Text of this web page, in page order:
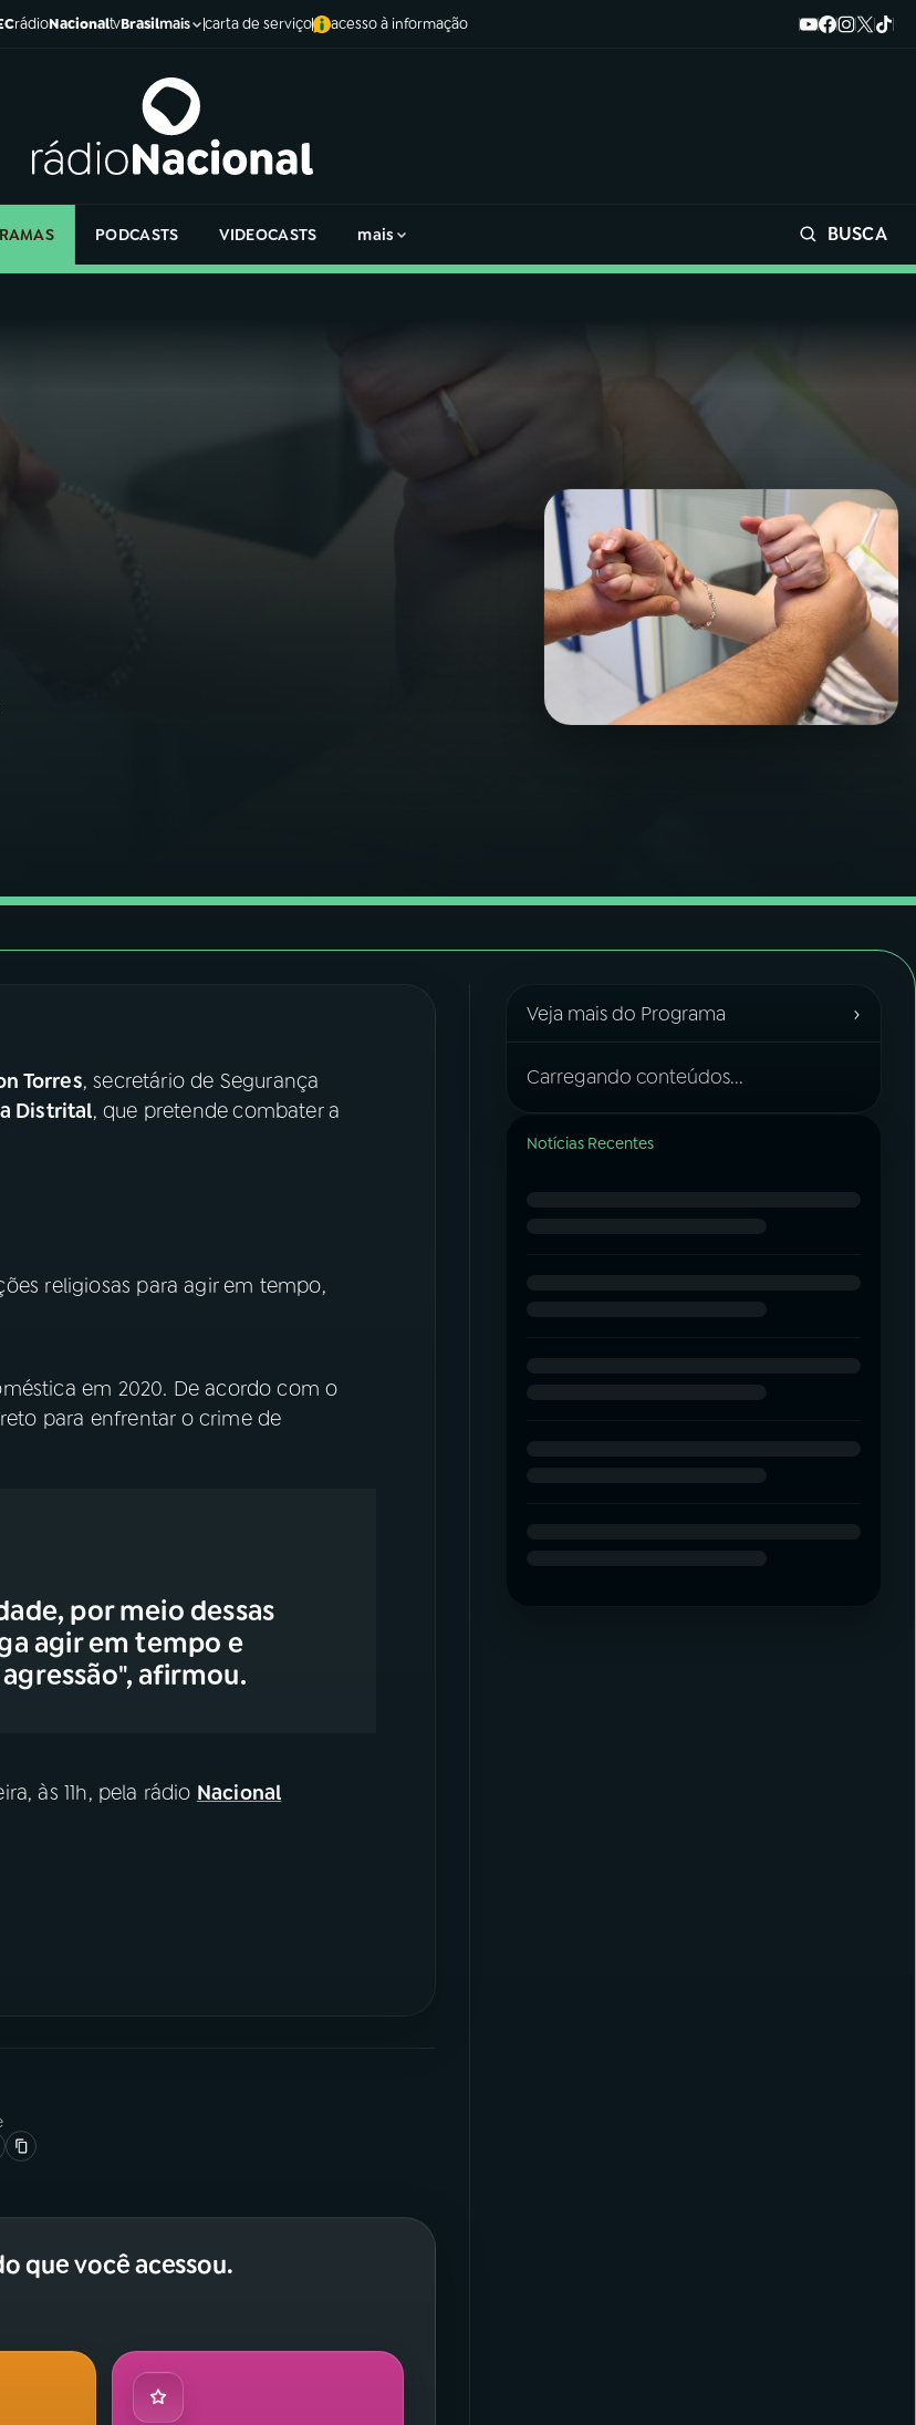
rádioNacionaltvBrasilmais carta de serviço acesso à informação
PODCASTS VIDEOCASTS mais BUSCA
Torres, secretário de Segurança
Distrital, que pretendecombater a
religiosas para agir em tempo,
em 2020. De acordo com o
para enfrentar o crime de
por meio dessas
agir em tempo e
afirmou.
às 11h, pela rádio Nacional
que você acessou.
Veja mais do Programa ›
Carregando conteúdos...
Notícias Recentes